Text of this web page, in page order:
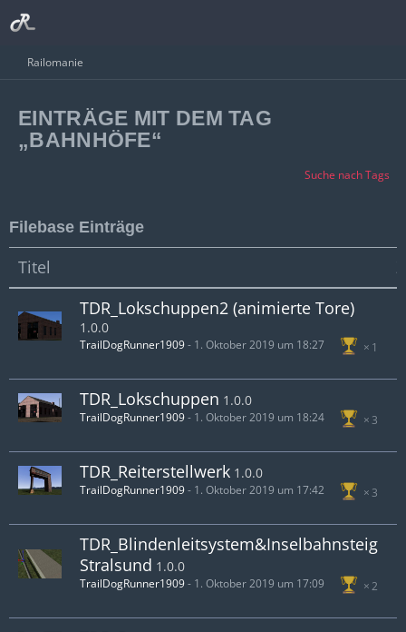
Railomanie
EINTRÄGE MIT DEM TAG
„BAHNHÖFE“
Suche nach Tags
Filebase Einträge
Titel
TDR_Lokschuppen2 (animierte Tore)
1.0.0
1
TrailDogRunner1909- 1. Oktober 2019 um 18:27
TDR_Lokschuppen 1.0.0
3
TrailDogRunner1909- 1. Oktober 2019 um 18:24
TDR_Reiterstellwerk 1.0.0
3
TrailDogRunner1909- 1. Oktober 2019 um 17:42
TDR_Blindenleitsystem&Inselbahnsteig
Stralsund 1.0.0
2
TrailDogRunner1909- 1. Oktober 2019 um 17:09